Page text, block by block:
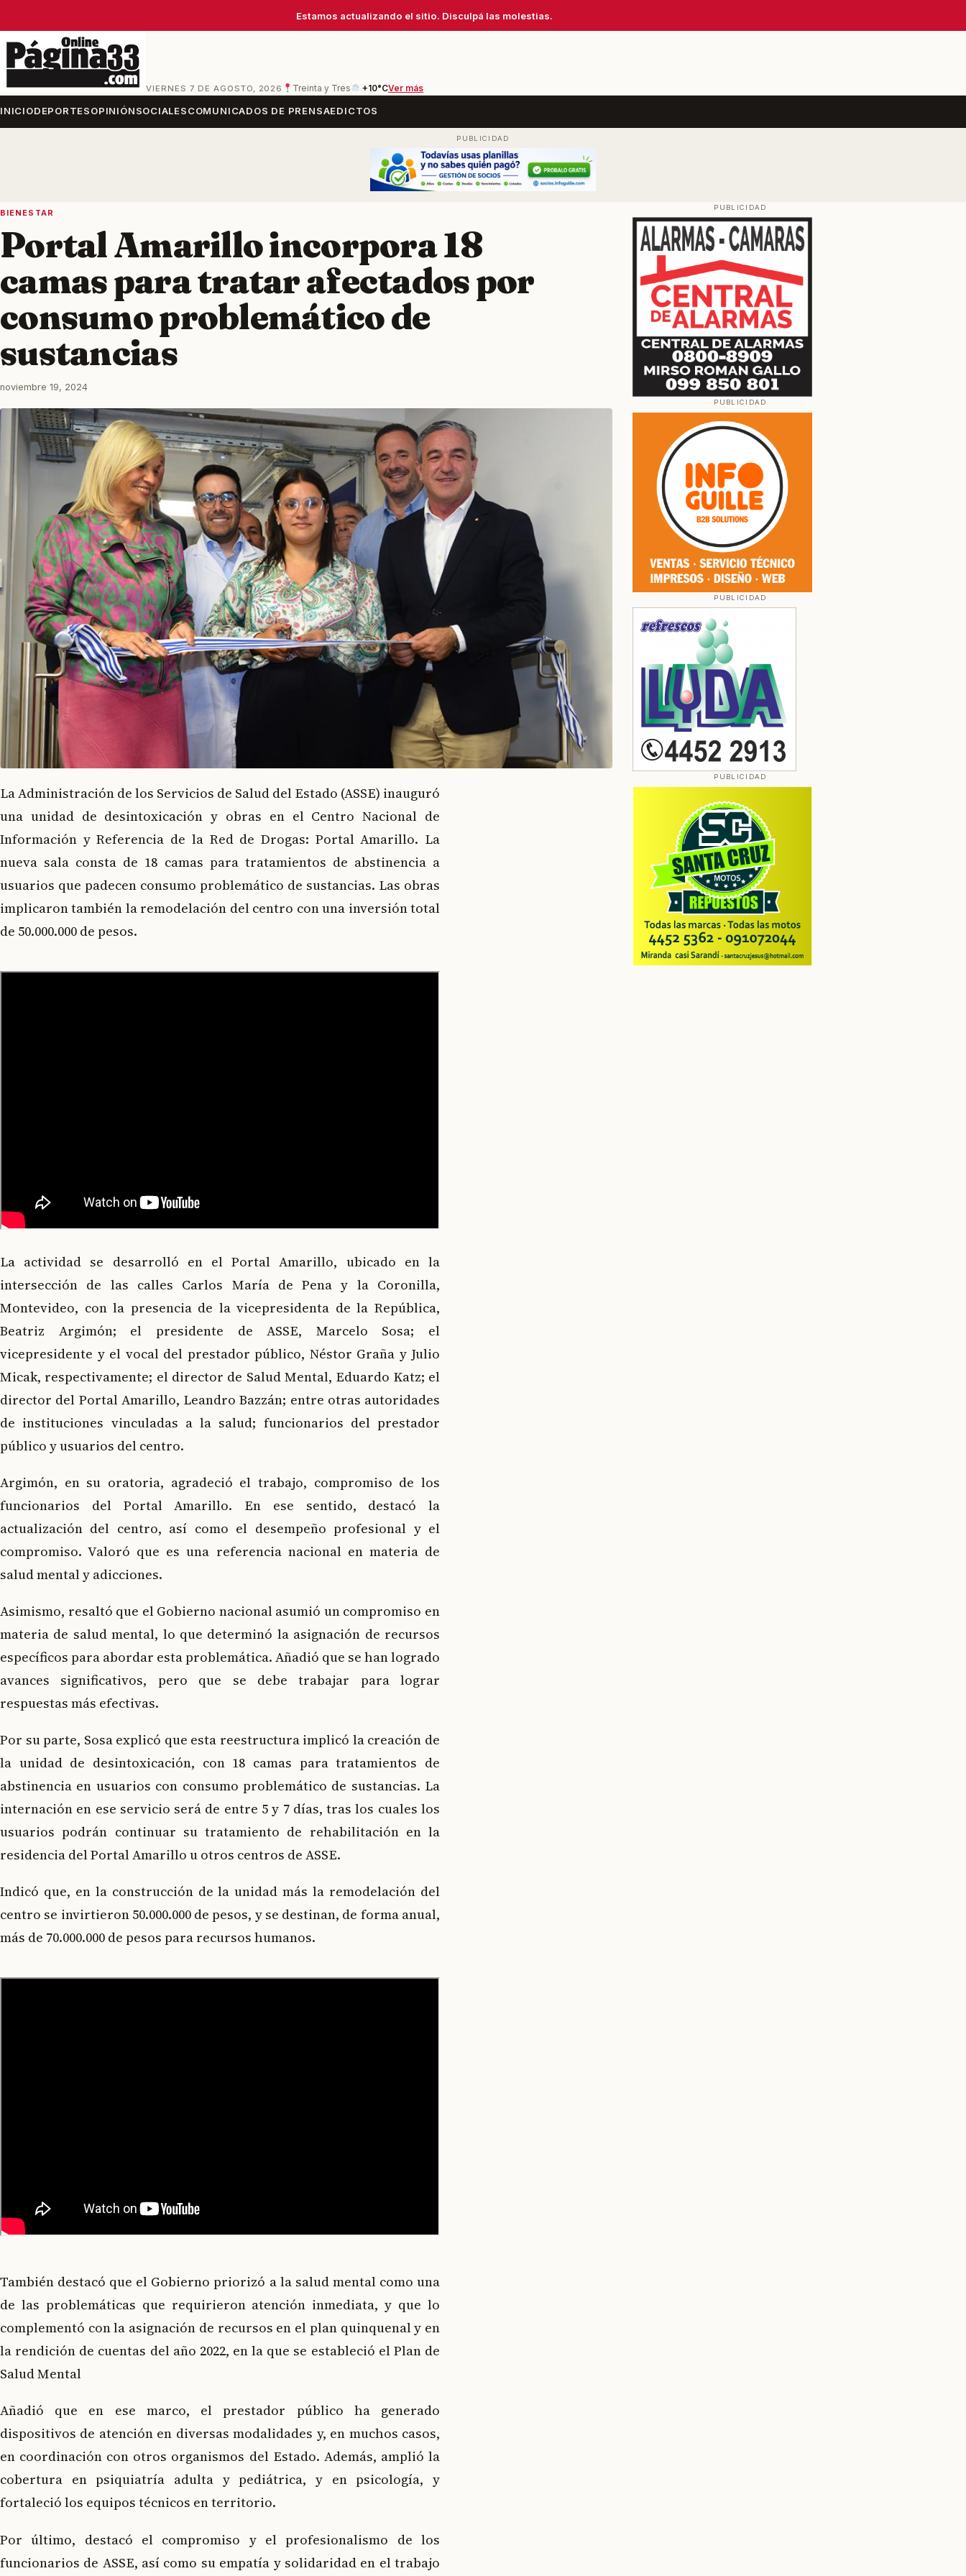
Estamos actualizando el sitio. Disculpá las molestias.
VIERNES 7 DE AGOSTO, 2026 Treinta y Tres +10°CVer más
INICIODEPORTESOPINIÓNSOCIALESCOMUNICADOS DE PRENSAEDICTOS
BIENESTAR
Portal Amarillo incorpora 18
camas para tratar afectados por
consumo problemático de
sustancias
noviembre 19, 2024
La Administración de los Servicios de Salud del Estado (ASSE) inauguró
una unidad de desintoxicación y obras en el Centro Nacional de
Información y Referencia de la Red de Drogas: Portal Amarillo. La
nueva sala consta de 18 camas para tratamientos de abstinencia a
usuarios que padecen consumo problemático de sustancias. Las obras
implicaron también la remodelación del centro con una inversión total
de 50.000.000 de pesos.
La actividad se desarrolló en el Portal Amarillo, ubicado en la
intersección de las calles Carlos María de Pena y la Coronilla,
Montevideo, con la presencia de la vicepresidenta de la República,
Beatriz Argimón; el presidente de ASSE, Marcelo Sosa; el
vicepresidente y el vocal del prestador público, Néstor Graña y Julio
Micak, respectivamente; el director de Salud Mental, Eduardo Katz; el
director del Portal Amarillo, Leandro Bazzán; entre otras autoridades
de instituciones vinculadas a la salud; funcionarios del prestador
público y usuarios del centro.
Argimón, en su oratoria, agradeció el trabajo, compromiso de los
funcionarios del Portal Amarillo. En ese sentido, destacó la
actualización del centro, así como el desempeño profesional y el
compromiso. Valoró que es una referencia nacional en materia de
salud mental y adicciones.
Asimismo, resaltó que el Gobierno nacional asumió un compromiso en
materia de salud mental, lo que determinó la asignación de recursos
específicos para abordar esta problemática. Añadió que se han logrado
avances significativos, pero que se debe trabajar para lograr
respuestas más efectivas.
Por su parte, Sosa explicó que esta reestructura implicó la creación de
la unidad de desintoxicación, con 18 camas para tratamientos de
abstinencia en usuarios con consumo problemático de sustancias. La
internación en ese servicio será de entre 5 y 7 días, tras los cuales los
usuarios podrán continuar su tratamiento de rehabilitación en la
residencia del Portal Amarillo u otros centros de ASSE.
Indicó que, en la construcción de la unidad más la remodelación del
centro se invirtieron 50.000.000 de pesos, y se destinan, de forma anual,
más de 70.000.000 de pesos para recursos humanos.
También destacó que el Gobierno priorizó a la salud mental como una
de las problemáticas que requirieron atención inmediata, y que lo
complementó con la asignación de recursos en el plan quinquenal y en
la rendición de cuentas del año 2022, en la que se estableció el Plan de
Salud Mental
Añadió que en ese marco, el prestador público ha generado
dispositivos de atención en diversas modalidades y, en muchos casos,
en coordinación con otros organismos del Estado. Además, amplió la
cobertura en psiquiatría adulta y pediátrica, y en psicología, y
fortaleció los equipos técnicos en territorio.
Por último, destacó el compromiso y el profesionalismo de los
funcionarios de ASSE, así como su empatía y solidaridad en el trabajo